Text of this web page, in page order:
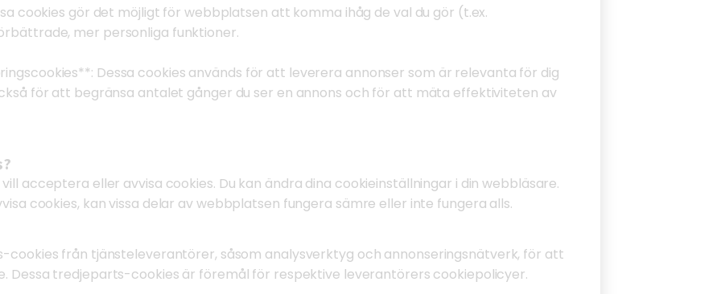
cookies gör det möjligt för webbplatsen att komma ihåg de val du gör (t.ex.
mer personliga funktioner.
Dessa cookies används för att leverera annonser som är relevanta för dig
för att begränsa antalet gånger du ser en annons och för att mäta effektiviteten av
acceptera eller avvisa cookies. Du kan ändra dina cookieinställningar i din webbläsare.
cookies, kan vissa delar av webbplatsen fungera sämre eller inte fungera alls.
cookies från tjänsteleverantörer, såsom analysverktyg och annonseringsnätverk, för att
Dessa tredjeparts-cookies är föremål för respektive leverantörers cookiepolicyer.